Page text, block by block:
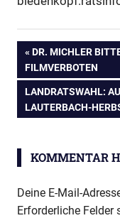
VORHERIGER
BEITRAG:
DR. MICHLER
FILMVERBOTEN
NÄCHSTER
BEITRAG:
LANDRATSWAHL:
LAUTERBACH-
KOMMENTAR
Deine E-Mail-
Erforderliche Felder